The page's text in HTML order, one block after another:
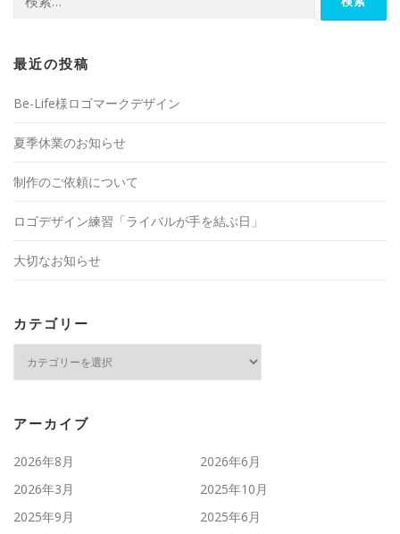
索:
最近の投稿
Be-Life様ロゴマークデザイン
夏季休業のお知らせ
制作のご依頼について
ロゴデザイン練習「ライバルが手を結ぶ日」
大切なお知らせ
カテゴリー
ー
アーカイブ
2026年8月
2026年6月
2026年3月
2025年10月
2025年9月
2025年6月